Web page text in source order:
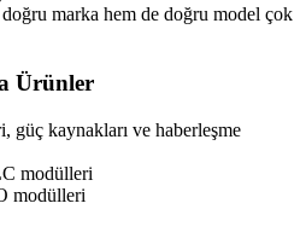
marka hem de doğru model çok
Ürünler
güç kaynakları ve haberleşme
modülleri
modülleri